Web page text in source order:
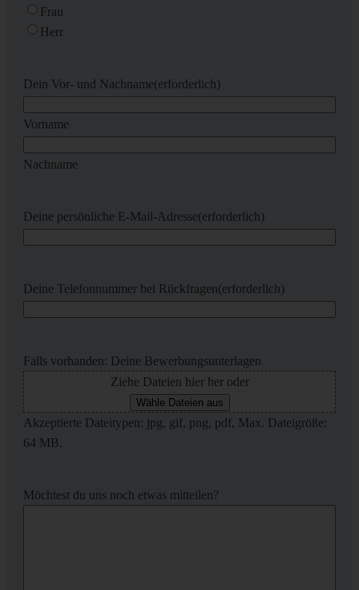
Frau
Herr
Dein Vor- und Nachname(erforderlich)
Vorname
Nachname
Deine persönliche E-Mail-Adresse(erforderlich)
Deine Telefonnummer bei Rückfragen(erforderlich)
Falls vorhanden: Deine Bewerbungsunterlagen
Ziehe Dateien hier her oder
Wähle Dateien aus
Akzeptierte Dateitypen: jpg, gif, png, pdf, Max. Dateigröße:
64 MB.
Möchtest du uns noch etwas mitteilen?